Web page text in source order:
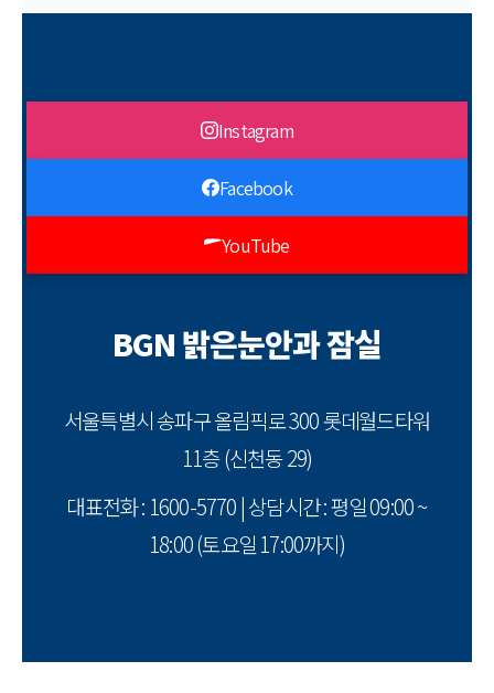
Instagram
Facebook
YouTube
BGN 밝은눈안과 잠실
서울특별시 송파구 올림픽로 300 롯데월드타워
11층 (신천동 29)
대표전화 : 1600-5770 | 상담시간 : 평일 09:00 ~
18:00 (토요일 17:00까지)